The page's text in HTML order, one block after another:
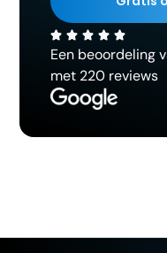
Een beoordeling
met 220 reviews